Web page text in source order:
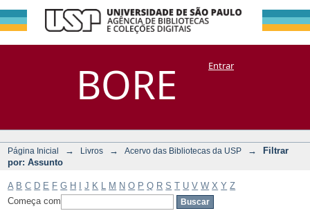
BORE
Filtrar por:
Assunto
DSpace/Manakin + CoriscoEntrar
Página Inicial → Livros → Acervo das Bibliotecas da USP →
Filtrar
por: Assunto
A B C D E F G H J K M N O P Q R S T U V W X Y Z
Começa com